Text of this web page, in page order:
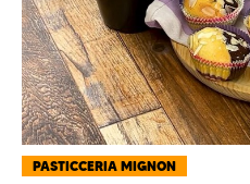
PASTICCERIA MIGNON